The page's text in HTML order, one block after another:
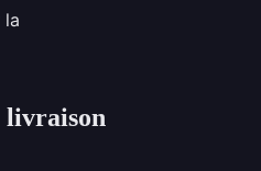
la
livraison